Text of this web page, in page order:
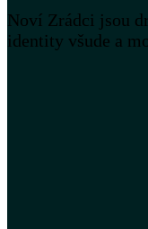
Noví Zrádci jsou
identity všude a